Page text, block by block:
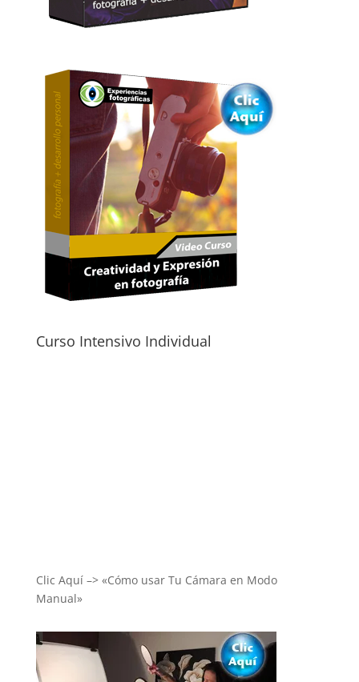
Curso Intensivo Individual
Clic Aquí –> «Cómo usar Tu Cámara en Modo
Manual»